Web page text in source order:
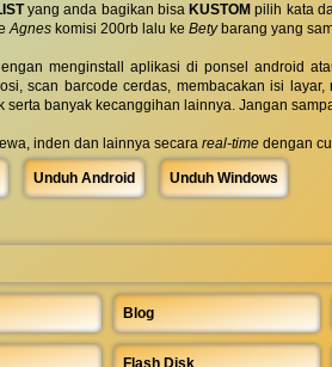
yang anda bagikan bisa KUSTOM pilih kata
Agnes komisi 200rb lalu ke Betybarang yang
menginstall aplikasi di ponsel android
scan barcode cerdas, membacakan isi
banyak kecanggihan lainnya. Jangan
inden dan lainnya secara real-time dengan
Unduh Android Unduh Windows
Blog
Flash Disk